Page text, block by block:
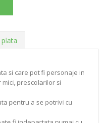
si care pot fi personaje in
prescolarilor si
pentru a se potrivi cu